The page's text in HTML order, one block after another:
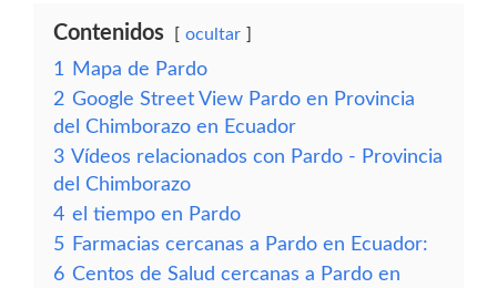
Contenidos ocultar
1
Mapa de Pardo
2 Google Street View Pardo en Provincia
del Chimborazo en Ecuador
3 Vídeos relacionados con Pardo - Provincia
del Chimborazo
4 el tiempo en Pardo
5 Farmacias cercanas a Pardo en Ecuador:
6 Centos de Salud cercanas a Pardo en